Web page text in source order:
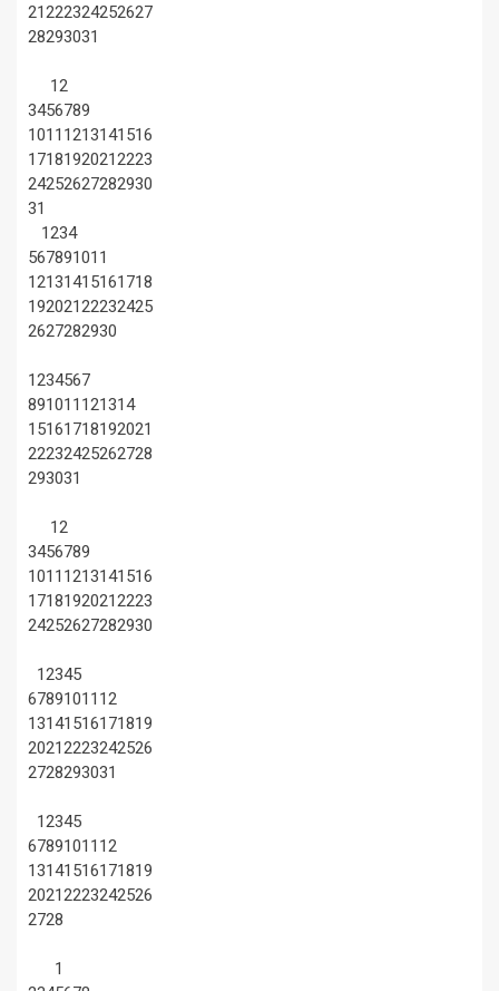
21222324252627
28293031
12
3456789
1011 1213141516
17181920212223
24252627282930
31
1234
567891011
12131415161718
19202122232425
2627282930
1234567
891011 121314
15161718192021
22232425262728
293031
12
3456789
1011 1213141516
17181920212223
24252627282930
12345
67891011 12
13141516171819
20212223242526
2728293031
12345
67891011 12
13141516171819
20212223242526
2728
1